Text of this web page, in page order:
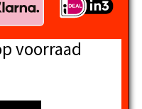
voorraad